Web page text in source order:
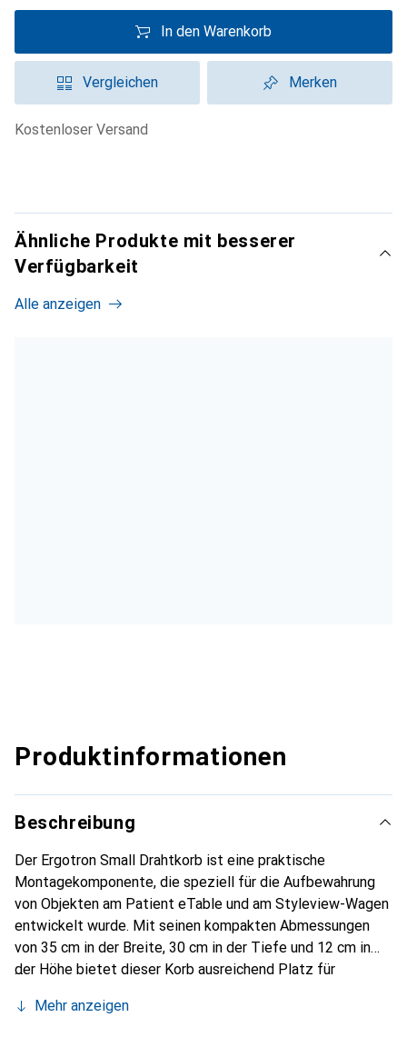
In den Warenkorb
Vergleichen Merken
kostenloser Versand
Ähnliche Produkte mit besserer
Verfügbarkeit
Alle anzeigen
Produktinformationen
Beschreibung
Der Ergotron Small Drahtkorb ist eine praktische
Montagekomponente, die speziell für die Aufbewahrung
von Objekten am Patient eTable und am Styleview-Wagen
entwickelt wurde. Mit seinen kompakten Abmessungen
von 35 cm in der Breite, 30 cm in der Tiefe und 12 cm in
der Höhe bietet dieser Korb ausreichend Platz für
maximale Tragfähigkeit von 2,3 kg gewährleistet. Die
Mehr anzeigen